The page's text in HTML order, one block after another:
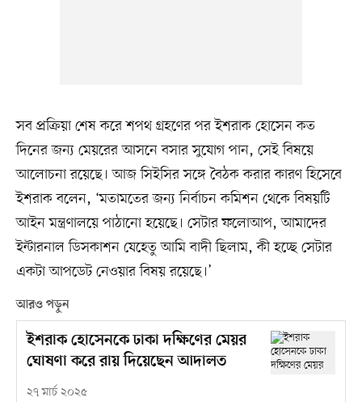
সব প্রক্রিয়া শেষ করে শপথ গ্রহণের পর ইশরাক হোসেন কত
দিনের জন্য মেয়রের আসনে বসার সুযোগ পান, সেই বিষয়ে
আলোচনা রয়েছে। আজ সিইসির সঙ্গে বৈঠক করার কারণ হিসেবে
ইশরাক বলেন, ‘মতামতের জন্য নির্বাচন কমিশন থেকে বিষয়টি
আইন মন্ত্রণালয়ে পাঠানো হয়েছে। সেটার ফলোআপ, আমাদের
ইন্টারনাল ডিসকাশন যেহেতু আমি বাদী ছিলাম, কী হচ্ছে সেটার
একটা আপডেট নেওয়ার বিষয় রয়েছে।’
আরও পড়ুন
ইশরাক হোসেনকে ঢাকা দক্ষিণের মেয়র
ঘোষণা করে রায় দিয়েছেন আদালত
২৭ মার্চ ২০২৫